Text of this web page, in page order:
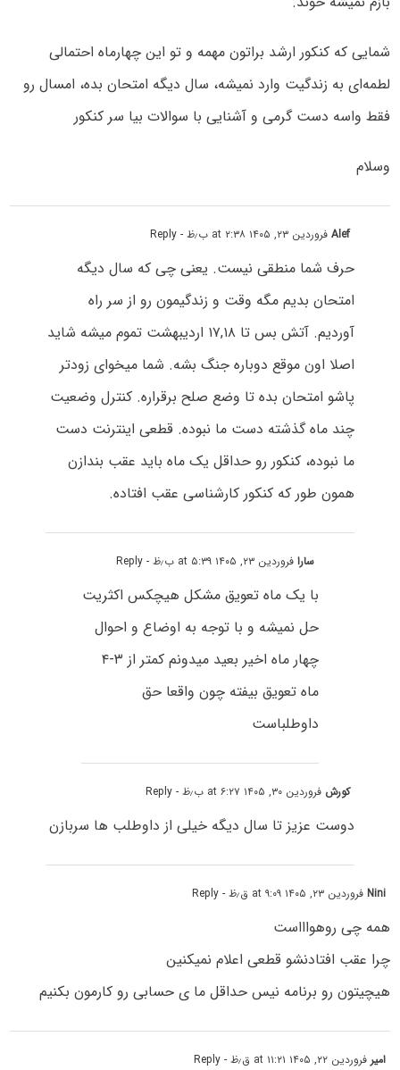
شمایی که کنکور ارشد براتون مهمه و تو این چهارماه احتمالی
لطمه‌ای به زندگیت وارد نمیشه، سال دیگه امتحان بده، امسال رو
فقط واسه دست گرمی و آشنایی با سوالات بیا سر کنکور
وسلام
Alefفروردین ۲۳, ۱۴۰۵ at ۲:۳۸ ب٫ظ - Reply
حرف شما منطقی نیست. یعنی چی که سال دیگه
امتحان بدیم مگه وقت و زندگیمون رو از سر راه
آوردیم. آتش بس تا ۱۷,۱۸ اردیبهشت تموم میشه شاید
اصلا اون موقع دوباره جنگ بشه. شما میخوای زودتر
پاشو امتحان بده تا وضع صلح برقراره. کنترل وضعیت
چند ماه گذشته دست ما نبوده. قطعی اینترنت دست
ما نبوده، کنکور رو حداقل یک ماه باید عقب بندازن
همون طور که کنکور کارشناسی عقب افتاده.
سارافروردین ۲۳, ۱۴۰۵ at ۵:۳۹ ب٫ظ - Reply
با یک ماه تعویق مشکل هیچکس اکثریت
حل نمیشه و با توجه به اوضاع و احوال
چهار ماه اخیر بعید میدونم کمتر از ۳-۴
ماه تعویق بیفته چون واقعا حق
داوطلباست
کورش فروردین ۳۰, ۱۴۰۵ at ۶:۲۷ ب٫ظ - Reply
دوست عزیز تا سال دیگه خیلی از داوطلب ها سربازن
Niniفروردین ۲۳, ۱۴۰۵ at ۹:۰۹ ق٫ظ - Reply
همه چی روهواااست
چرا عقب افتادنشو قطعی اعلام نمیکنین
هیچیتون رو برنامه نیس حداقل ما ی حسابی رو کارمون بکنیم
امیرفروردین ۲۲, ۱۴۰۵ at ۱۱:۲۱ ق٫ظ - Reply